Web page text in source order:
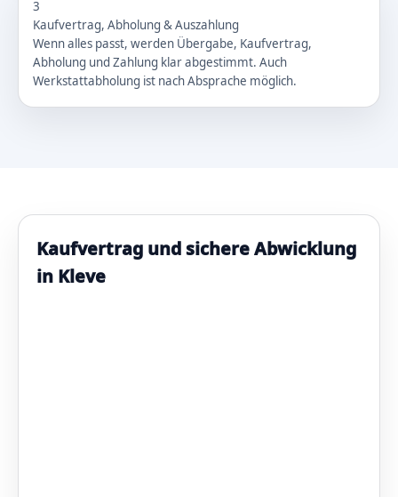
3
Kaufvertrag, Abholung & Auszahlung
Wenn alles passt, werden Übergabe, Kaufvertrag,
Abholung und Zahlung klar abgestimmt. Auch
Werkstattabholung ist nach Absprache möglich.
Kaufvertrag und sichere Abwicklung
in Kleve